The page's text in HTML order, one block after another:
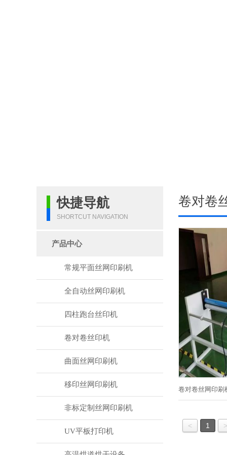
快捷导航
SHORTCUT NAVIGATION
产品中心
常规平面丝网印刷机
全自动丝网印刷机
四柱跑台丝印机
卷对卷丝印机
曲面丝网印刷机
移印丝网印刷机
非标定制丝网印刷机
UV平板打印机
卷对卷
卷对卷丝网印刷
< 1 >